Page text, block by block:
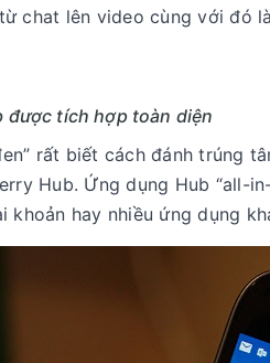
chat lên video cùng với đó
được tích hợp toàn diện
rất biết cách đánh trúng
Hub. Ứng dụng Hub “all-
khoản hay nhiều ứng dụng